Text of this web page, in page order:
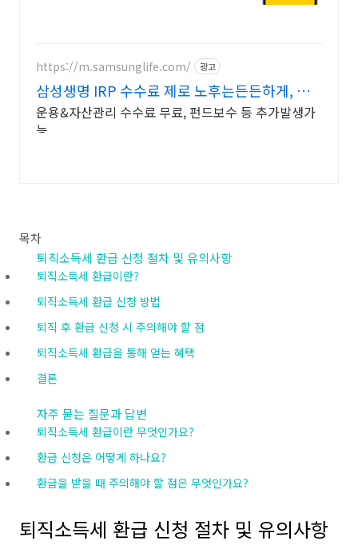
https://m.samsunglife.com/ 광고
삼성생명 IRP 수수료 제로 노후는든든하게, 실
속은제대로
운용&자산관리 수수료 무료, 펀드보수 등 추가발생가
능
목차
퇴직소득세 환급 신청 절차 및 유의사항
퇴직소득세 환급이란?
퇴직소득세 환급 신청 방법
퇴직 후 환급 신청 시 주의해야 할 점
퇴직소득세 환급을 통해 얻는 혜택
결론
자주 묻는 질문과 답변
퇴직소득세 환급이란 무엇인가요?
환급 신청은 어떻게 하나요?
환급을 받을 때 주의해야 할 점은 무엇인가요?
퇴직소득세 환급 신청 절차 및 유의사항